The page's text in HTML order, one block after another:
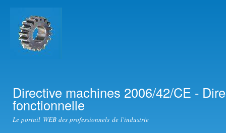
Directive machines 2006/42/CE -
fonctionnelle
Le portail WEB des professionnels de l'industrie